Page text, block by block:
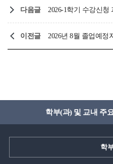
다음글 2026-1학기 수강신청
이전글 2026년 8월 졸업예정
학부(과) 및 교내 주
학